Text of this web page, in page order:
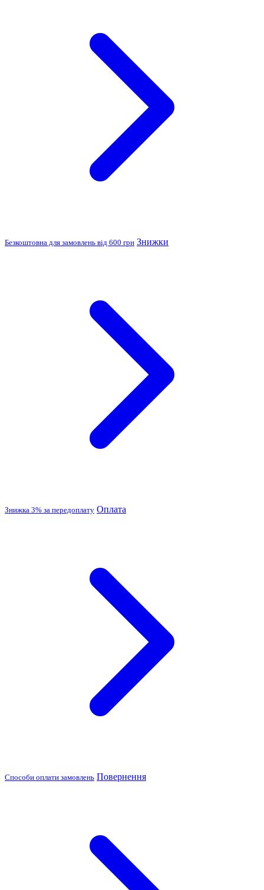
Безкоштовна для замовлень від 600 грн Знижки
Знижка 3% за передоплату Оплата
Способи оплати замовлень Повернення